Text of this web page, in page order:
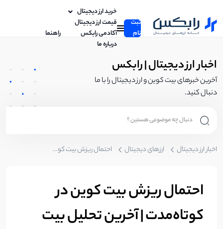
ثبت
نام
خرید ارز دیجیتال
قیمت ارز دیجیتال
آکادمی رابکس
راهنما
درباره ما
اخبار ارز دیجیتال | رابکس
آخرین خبرهای بیت کوین و ارز دیجیتال را با ما
دنبال کنید.
اخبار ارز دیجیتال ارزهای دیجیتال احتمال ریزش بیت کوین در کوتاه‌مدت | آخرین تحلیل بیت کوین
احتمال ریزش بیت کوین در
کوتاه‌مدت | آخرین تحلیل بیت